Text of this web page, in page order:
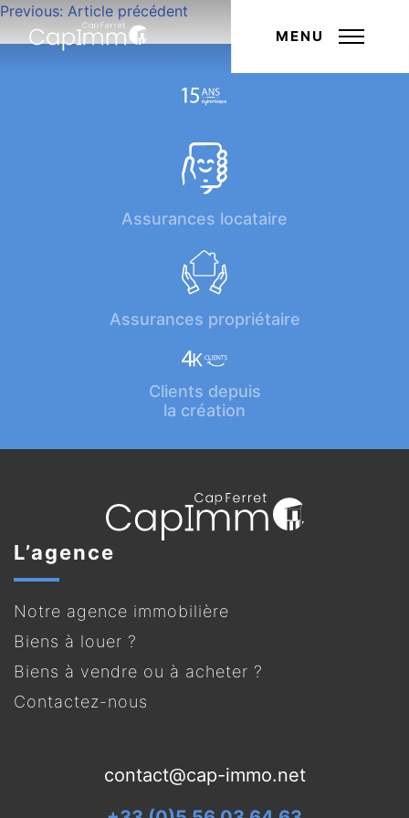
MENU
Navigation
de
Previous: Article précédent
Assurances locataire
Assurances propriétaire
Clients depuis
la création
L’agence
Notre agence immobilière
Biens à louer ?
Biens à vendre ou à acheter ?
Contactez-nous
contact@cap-immo.net